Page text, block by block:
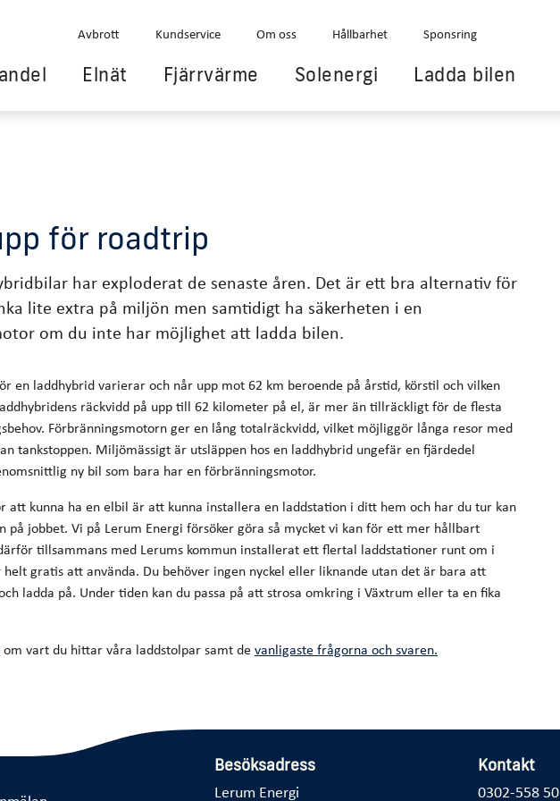
Avbrott Kundservice Om oss Hållbarhet Sponsring
Elnät Fjärrvärme Solenergi Ladda bilen
för roadtrip
har exploderat de senaste åren. Det är ett bra alternativ för
lite extra på miljön men samtidigt ha säkerheten i en
om du inte har möjlighet att ladda bilen.
en laddhybrid varierar och når upp mot 62 km beroende på årstid, körstil och vilken
räckvidd på upp till 62 kilometer på el, är mer än tillräckligt för de flesta
Förbränningsmotorn ger en lång totalräckvidd, vilket möjliggör långa resor med
tankstoppen. Miljömässigt är utsläppen hos en laddhybrid ungefär en fjärdedel
ny bil som bara har en förbränningsmotor.
att kunna ha en elbil är att kunna installera en laddstation i ditt hem och har du tur kan
på jobbet. Vi på Lerum Energi försöker göra så mycket vi kan för ett mer hållbart
tillsammans med Lerums kommun installerat ett flertal laddstationer runt om i
helt gratis att använda. Du behöver ingen nyckel eller liknande utan det är bara att
ladda på. Under tiden kan du passa på att strosa omkring i Växtrum eller ta en fika
om vart du hittar våra laddstolpar samt devanligaste frågorna och svaren.
Besöksadress
Lerum Energi
Kontakt
0302-558 50